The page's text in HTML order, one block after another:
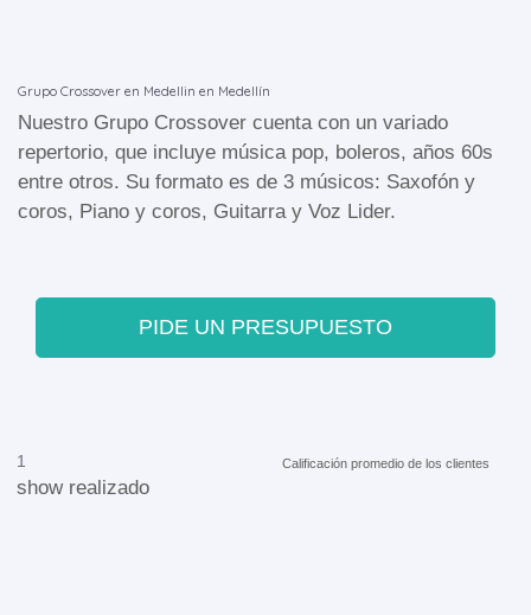
Grupo Crossover en Medellin en Medellín
Nuestro Grupo Crossover cuenta con un variado
repertorio, que incluye música pop, boleros, años 60s
entre otros. Su formato es de 3 músicos: Saxofón y
coros, Piano y coros, Guitarra y Voz Lider.
PIDE UN PRESUPUESTO
1
show realizado
Calificación promedio de los clientes